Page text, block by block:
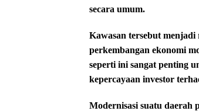
secara umum.
Kawasan tersebut
perkembangan ekonomi
seperti ini sangat penting
kepercayaan investor
Modernisasi suatu daerah